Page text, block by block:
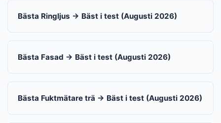
Bästa Ringljus → Bäst i test (Augusti 2026)
Bästa Fasad → Bäst i test (Augusti 2026)
Bästa Fuktmätare trä → Bäst i test (Augusti 2026)